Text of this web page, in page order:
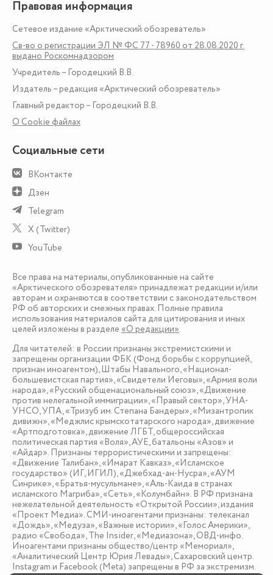
Правовая информация
Сетевое издание «Арктический обозреватель»
Св-во о регистрации ЭЛ № ФС 77 - 78960 от 28.08.2020 г.
выдано Роскомнадзором
Учредитель – Городецкий В.В.
Издатель – редакция «Арктический обозреватель»
Главный редактор – Городецкий В.В.
О Сookie файлах
Социальные сети
ВКонтакте
Дзен
Telegram
X (Twitter)
YouTube
Все права на материалы, опубликованные на сайте
«Арктического обозревателя» принадлежат редакции и/или
авторам и охраняются в соответствии с законодательством
РФ об авторских и смежных правах. Полные правила
использования материалов сайта для цитирования и иных
целей изложены в разделе «О редакции».
Для читателей: в России признаны экстремистскими и
запрещены организации ФБК (Фонд борьбы с коррупцией,
признан иноагентом), Штабы Навального, «Национал-
большевистская партия», «Свидетели Иеговы», «Армия воли
народа», «Русский общенациональный союз», «Движение
против нелегальной иммиграции», «Правый сектор», УНА-
УНСО, УПА, «Тризуб им. Степана Бандеры», «Мизантропик
дивижн», «Меджлис крымскотатарского народа», движение
«Артподготовка», движение ЛГБТ, общероссийская
политическая партия «Воля», АУЕ, батальоны «Азов» и
«Айдар». Признаны террористическими и запрещены:
«Движение Талибан», «Имарат Кавказ», «Исламское
государство» (ИГ, ИГИЛ), «Джебхад-ан-Нусра», «АУМ
Синрике», «Братья-мусульмане», «Аль-Каида в странах
исламского Магриба», «Сеть», «Колумбайн». В РФ признана
нежелательной деятельность «Открытой России», издания
«Проект Медиа». СМИ-иноагентами признаны: телеканал
«Дождь», «Медуза», «Важные истории», «Голос Америки»,
радио «Свобода», The Insider, «Медиазона», ОВД-инфо.
Иноагентами признаны общество/центр «Мемориал»,
«Аналитический Центр Юрия Левады», Сахаровский центр.
Instagram и Facebook (Metа) запрещены в РФ за экстремизм.